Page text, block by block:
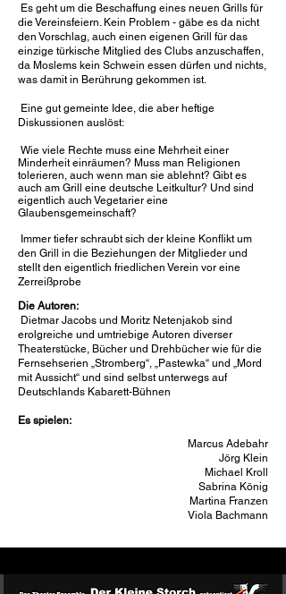
Es geht um die Beschaffung eines neuen Grills für
die Vereinsfeiern. Kein Problem - gäbe es da nicht
den Vorschlag, auch einen eigenen Grill für das
einzige türkische Mitglied des Clubs anzuschaffen,
da Moslems kein Schwein essen dürfen und nichts,
was damit in Berührung gekommen ist.
Eine gut gemeinte Idee, die aber heftige
Diskussionen auslöst:
Wie viele Rechte muss eine Mehrheit einer
Minderheit einräumen? Muss man Religionen
tolerieren, auch wenn man sie ablehnt? Gibt es
auch am Grill eine deutsche Leitkultur? Und sind
eigentlich auch Vegetarier eine
Glaubensgemeinschaft?
Immer tiefer schraubt sich der kleine Konflikt um
den Grill in die Beziehungen der Mitglieder und
stellt den eigentlich friedlichen Verein vor eine
Zerreißprobe
Die Autoren:
Dietmar Jacobs und Moritz Netenjakob sind
erolgreiche und umtriebige Autoren diverser
Theaterstücke, Bücher​ und Drehbücher wie für die
Fernsehserien „Stromberg“, „Pastewka“ und „Mord
mit Aussicht“ und sind selbst unterwegs auf
Deutschlands Kabarett-Bühnen
Es spielen:
Marcus Adebahr
Jörg Klein
Michael Kroll
Sabrina König
Martina Franzen
Viola Bachmann